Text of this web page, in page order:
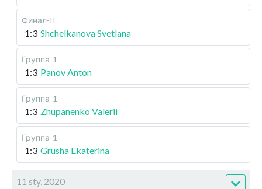
Финал-II
1:3 Shchelkanova Svetlana
Группа-1
1:3 Panov Anton
Группа-1
1:3 Zhupanenko Valerii
Группа-1
1:3 Grusha Ekaterina
11 sty, 2020